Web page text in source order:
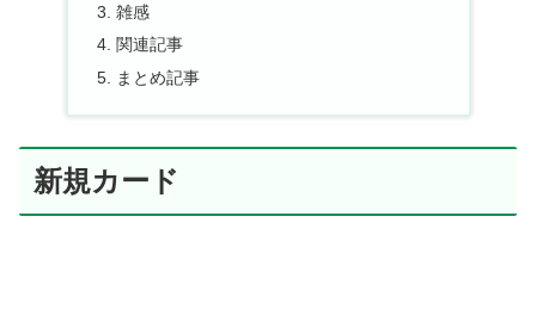
雑感
関連記事
まとめ記事
新規カード